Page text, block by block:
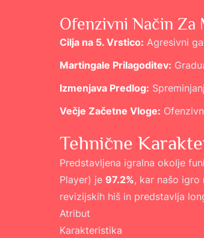
Ofenzivni Način Za
Cilja na 5. Vrstico: Agresivni
Martingale Prilagoditev:
Izmenjava Predlog:
Večje Začetne Vloge:
Tehnične
Predstavljena igralna okolje
Player) je 97.2%, kar našo
revizijskih hiš in predstavlja
Atribut
Karakteristika